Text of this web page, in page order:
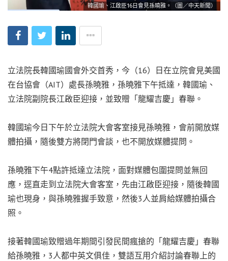
韓國瑜、江啟臣16日會見孫曉雅。（圖／中天新聞）
立法院長韓國瑜國會外交首秀，今（16）日在立院會見美國
在台協會（AIT）處長孫曉雅，孫曉雅下午抵達，韓國瑜、
立法院副院長江啟臣迎接，並致贈「龍耀吉慶」春聯。
韓國瑜今日下午於立法院大會客室接見孫曉雅，會前開放媒
體拍攝，隨後雙方將閉門會談，也不開放媒體提問。
孫曉雅下午4點許抵達立法院，面對媒體包圍提問並無回
應，逕直走到立法院大會客室，先由江啟臣迎接，隨後韓國
瑜也現身，與孫曉雅握手致意，然後3人並肩給媒體拍攝合
照。
接著韓國瑜致贈過年期間引發民間瘋搶的「龍耀吉慶」春聯
給孫曉雅，3人都中英文俱佳，雙語互用介紹討論春聯上的